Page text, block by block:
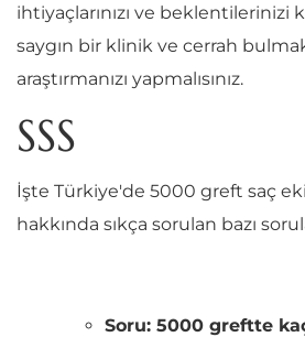
ihtiyaçlarınızı ve beklentilerinizi
saygın bir klinik ve cerrah
araştırmanızı yapmalısınız.
SSS
İşte Türkiye'de 5000 greft saç
hakkında sıkça sorulan bazı
Soru: 5000 greftte